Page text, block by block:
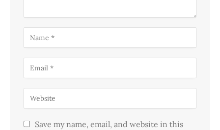
Save my name, email, and website in this